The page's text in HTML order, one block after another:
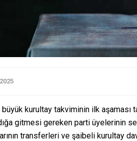
büyük kurultay takviminin ilk
gitmesi gereken parti üyelerinin
transferleri ve şaibeli kurultay